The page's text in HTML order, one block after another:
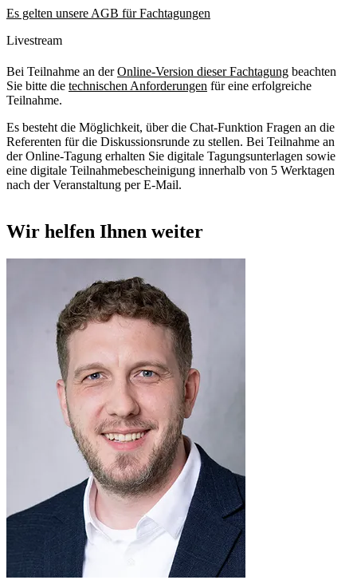
Es gelten unsere AGB für Fachtagungen
Livestream
Bei Teilnahme an derOnline-Version dieser Fachtagung beachten
Sie bitte die technischen Anforderungen für eine erfolgreiche
Teilnahme.
Es besteht die Möglichkeit, über die Chat-Funktion Fragen an die
Referenten für die Diskussionsrunde zu stellen. Bei Teilnahme an
der Online-Tagung erhalten Sie digitale Tagungsunterlagen sowie
eine digitale Teilnahmebescheinigung innerhalb von 5 Werktagen
nach der Veranstaltung per E-Mail.
Wir helfen Ihnen weiter